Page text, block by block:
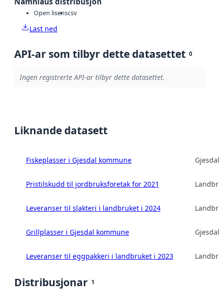
Open lisenscsv
Last ned
API-ar som tilbyr dette datasettet 0
Ingen registrerte API-ar tilbyr dette datasettet.
Liknande datasett
Fiskeplasser i Gjesdal kommune
Pristilskudd til jordbruksforetak for 2021
Leveranser til slakteri i landbruket i 2024
Grillplasser i Gjesdal kommune
Leveranser til eggpakkeri i landbruket i 2023
Distribusjonar 1